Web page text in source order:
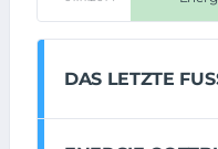
DAS LETZTE